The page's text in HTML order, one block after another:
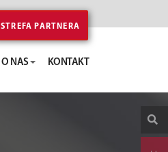
STREFA PARTNERA
O NAS KONTAKT